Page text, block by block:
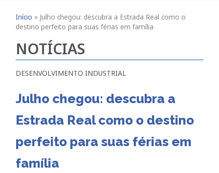
Início » Julho chegou: descubra a Estrada Real como o
destino perfeito para suas férias em família
NOTÍCIAS
DESENVOLVIMENTO INDUSTRIAL
Julho chegou: descubra a
Estrada Real como o destino
perfeito para suas férias em
família